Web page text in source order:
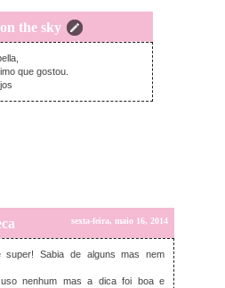
the sky
sexta-feira, maio 16, 2014
que gostou.
sexta-feira, maio 16, 2014
super! Sabia de alguns mas nem
nenhum mas a dica foi boa e